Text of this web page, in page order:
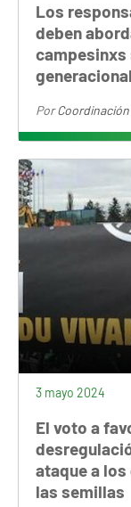
Los
deben
campesinxs
generacional
PorCoordinación
3 mayo 2024
El voto a
ataque a
las semillas